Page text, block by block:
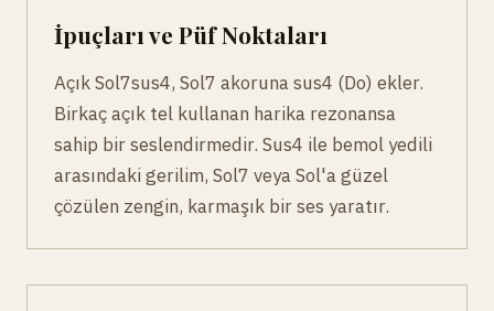
İpuçları ve Püf Noktaları
Açık Sol7sus4, Sol7 akoruna sus4 (Do) ekler.
Birkaç açık tel kullanan harika rezonansa
sahip bir seslendirmedir. Sus4 ile bemol yedili
arasındaki gerilim, Sol7 veya Sol'a güzel
çözülen zengin, karmaşık bir ses yaratır.